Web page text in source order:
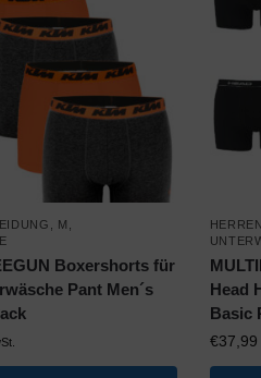
M
Boxershorts für
Pant Men´s
Head
Basic
€37,99